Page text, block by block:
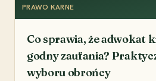
PRAWO KARNE
Co sprawia, że adwokat
godny zaufania?
wyboru obrońcy